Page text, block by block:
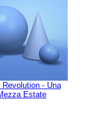
- Una
Estate